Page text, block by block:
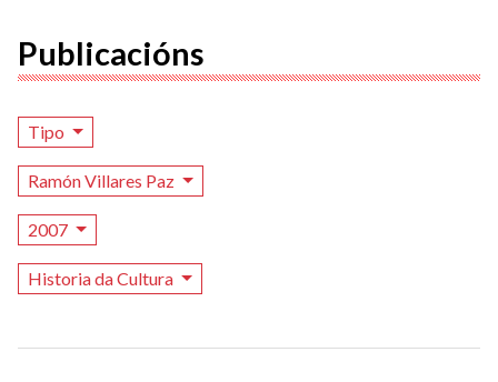
Publicacións
Tipo
Ramón Villares Paz
2007
Historia da Cultura